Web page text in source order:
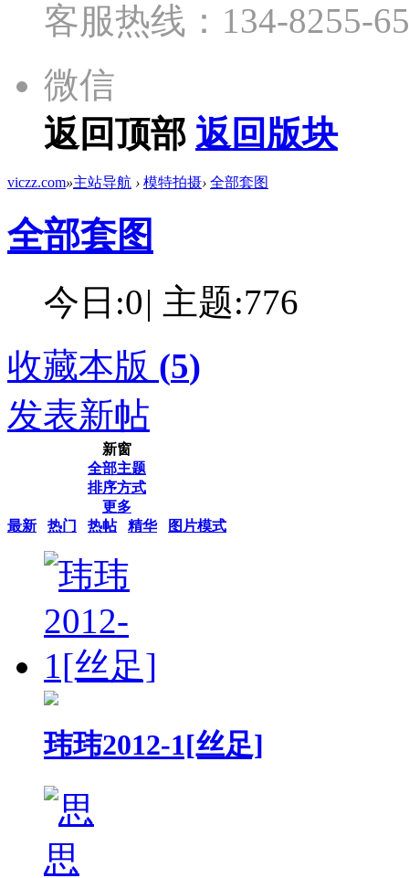
客服热线：134-8255-
微信
返回顶部 返回版块
viczz.com»主站导航 › 模特拍摄› 全部套图
全部套图
今日:0| 主题:776
收藏本版 (5)
发表新帖
新窗
全部主题
排序方式
更多
最新
热门 热帖 精华 图片模式
玮玮2012-1[丝足]